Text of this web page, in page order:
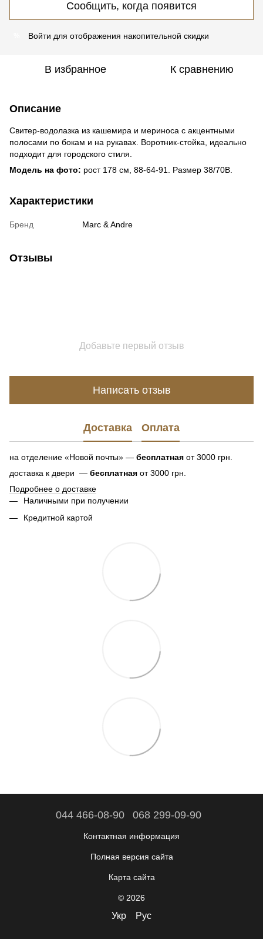
Сообщить, когда появится
Войти для отображения накопительной скидки
В избранное К сравнению
Описание
Свитер-водолазка из кашемира и мериноса с акцентными
полосами по бокам и на рукавах. Воротник-стойка, идеально
подходит для городского стиля.
Модель на фото: рост 178 см, 88-64-91. Размер 38/70B.
Характеристики
Бренд Marc & Andre
Отзывы
Добавьте первый отзыв
Написать отзыв
Доставка Оплата
на отделение «Новой почты» — бесплатная от 3000 грн.
доставка к двери — бесплатная от 3000 грн.
Подробнее о доставке
Наличными при получении
Кредитной картой
044 466-08-90 068 299-09-90
Контактная информация
Полная версия сайта
Карта сайта
© 2026
Укр Рус